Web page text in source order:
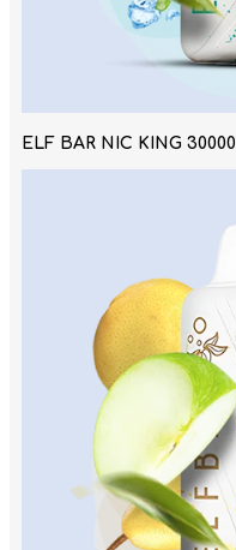
ELF BAR NIC KING 30000